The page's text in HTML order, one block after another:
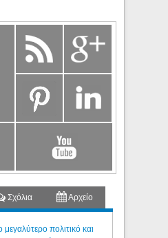
Σχόλια Αρχείο
πολιτικό και